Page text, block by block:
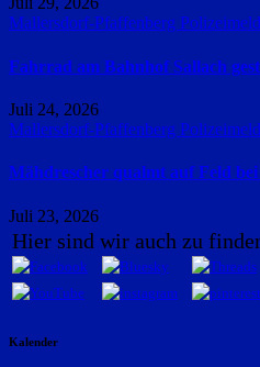
Mallersdorf-Pfaffenberg
Fahrrad am Bahnhof Sallach
Juli 24, 2026
Mallersdorf-Pfaffenberg
Mähdrescher qualmt auf Feld
Juli 23, 2026
Hier sind wir auch zu
Kalender